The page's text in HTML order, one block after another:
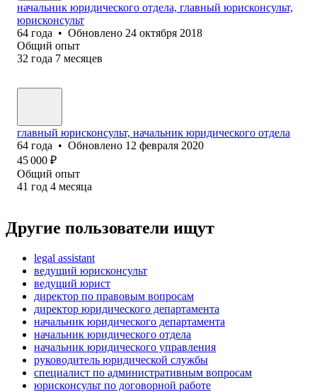
начальник юридического отдела, главный юрисконсульт,
юрисконсульт
64 года • Обновлено 24 октября 2018
Общий опыт
32 года 7 месяцев
главный юрисконсульт, начальник юридического отдела
64 года • Обновлено 12 февраля 2020
45 000 ₽
Общий опыт
41 год 4 месяца
Другие пользователи ищут
legal assistant
ведущий юрисконсульт
ведущий юрист
директор по правовым вопросам
директор юридического департамента
начальник юридического департамента
начальник юридического отдела
начальник юридического управления
руководитель юридической службы
специалист по административным вопросам
юрисконсульт по договорной работе